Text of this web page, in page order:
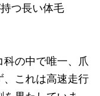
つ長い体毛
の中で唯一、爪
、これは高速走行